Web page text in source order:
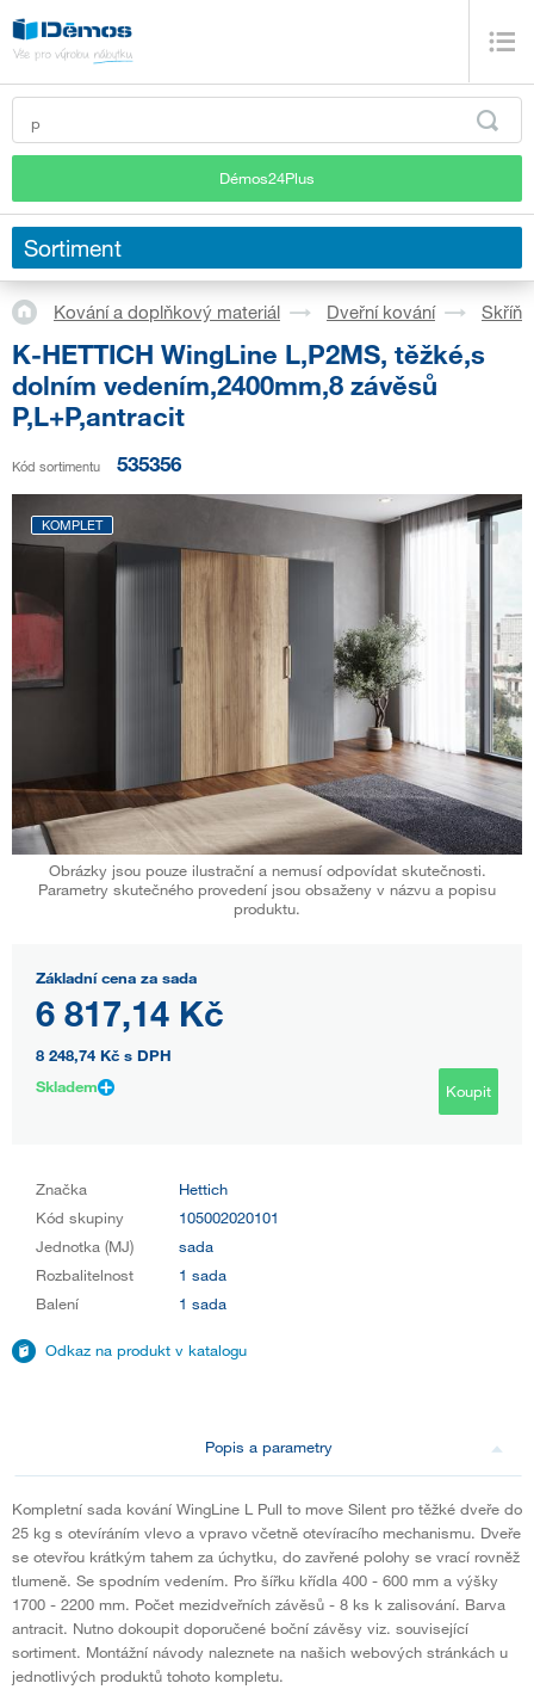
Démos24Plus
Sortiment
Kování a doplňkový materiál Dveřní kování
K-HETTICH WingLine L,P2MS, těžké,s
dolním vedením,2400mm,8 závěsů
P,L+P,antracit
Kód sortimentu 535356
KOMPLET
Obrázky jsou pouze ilustrační a nemusí odpovídat skutečnosti.
Parametry skutečného provedení jsou obsaženy v názvu a popisu
produktu.
Základní cena za sada
6 817,14 Kč
8 248,74 Kč s DPH
Skladem
Koupit
Značka
Hettich
Kód skupiny
105002020101
Jednotka (MJ)
sada
Rozbalitelnost
1 sada
Balení
1 sada
Odkaz na produkt v katalogu
Popis a parametry
Kompletní sada kování WingLine L Pull to move Silent pro těžké dveře do
25 kg s otevíráním vlevo a vpravo včetně otevíracího mechanismu. Dveře
se otevřou krátkým tahem za úchytku, do zavřené polohy se vrací rovněž
tlumeně. Se spodním vedením. Pro šířku křídla 400 - 600 mm a výšky
1700 - 2200 mm. Počet mezidveřních závěsů - 8 ks k zalisování. Barva
antracit. Nutno dokoupit doporučené boční závěsy viz. související
sortiment. Montážní návody naleznete na našich webových stránkách u
jednotlivých produktů tohoto kompletu.